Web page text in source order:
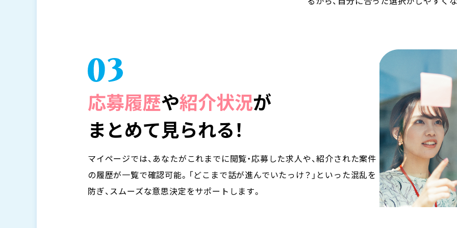
応募履歴や紹介状況が
まとめて見られる！
マイページでは、あなたがこれまでに閲覧・応募した求人や、紹介された案件
の履歴が一覧で確認可能。「どこまで話が進んでいたっけ？」といった混乱を
防ぎ、スムーズな意思決定をサポートします。